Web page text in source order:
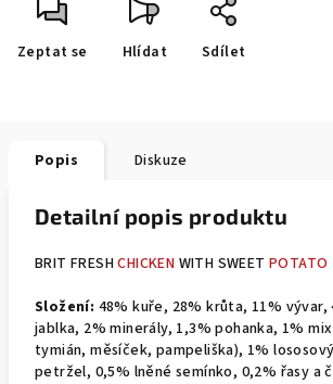
Zeptat se Hlídat Sdílet
Popis Diskuze
Detailní popis produktu
BRIT FRESHCHICKEN WITH SWEETPOTATO
Složení: 48% kuře, 28% krůta, 11%
jablka, 2% minerály, 1,3% pohanka, 1%
tymián, měsíček, pampeliška), 1%
petržel, 0,5% lněné semínko, 0,2% řasy a